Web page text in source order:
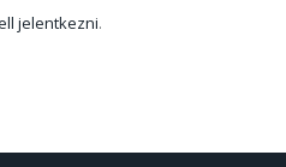
jelentkezni.